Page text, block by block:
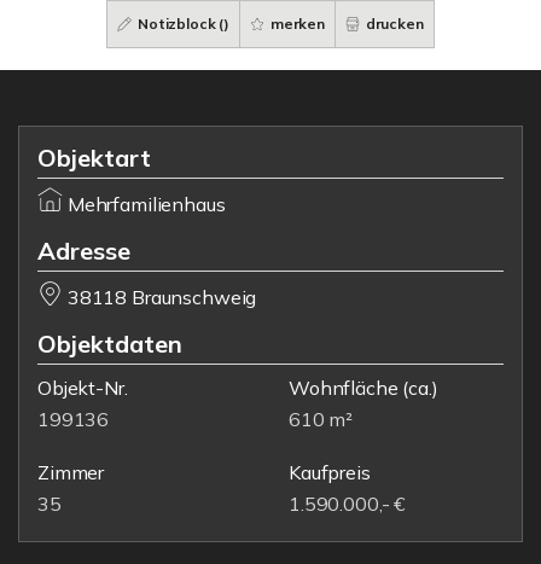
Notizblock () merken drucken
Objektart
Mehrfamilienhaus
Adresse
38118 Braunschweig
Objektdaten
Objekt-Nr.
199136
Wohnfläche (ca.)
610 m²
Zimmer
35
Kaufpreis
1.590.000,- €